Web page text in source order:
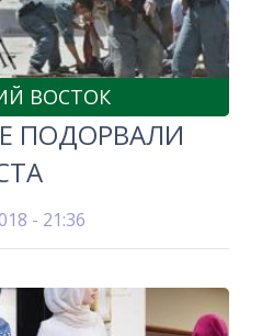
ВОСТОК
ПОДОРВАЛИ
- 21:36